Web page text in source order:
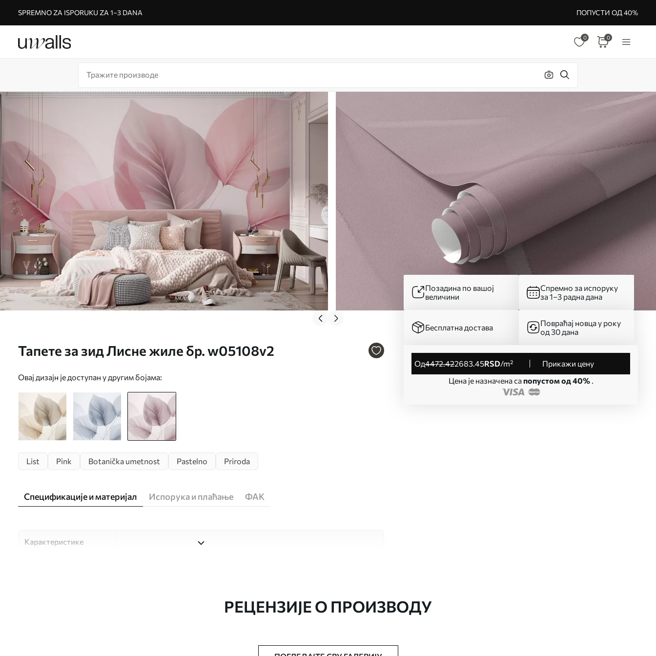
SPREMNO ZA ISPORUKU ZA 1–3 DANA ПОПУСТИ ОД 40%
0 0
Тапете за зид Лисне жиле бр. w05108v2
Овај дизајн је доступан у другим бојама:
Позадина по вашој
величини
Спремно за испоруку
за 1–3 радна дана
Бесплатна достава
Повраћај новца у року
од 30 дана
од4472.422683.45RSD/m²
Прикажи цену
Цена је назначена са попустом од 40%.
List Pink Botanička umetnost Pastelno Priroda
Спецификације и материјал Испорука и плаћање ФАК
Карактеристике
РЕЦЕНЗИЈЕ О ПРОИЗВОДУ